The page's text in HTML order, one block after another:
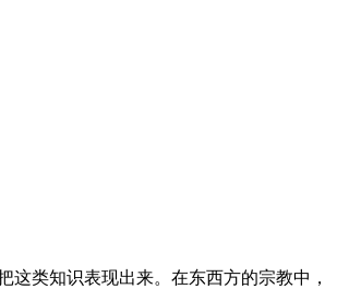
类知识表现出来。在东西方的宗教中，